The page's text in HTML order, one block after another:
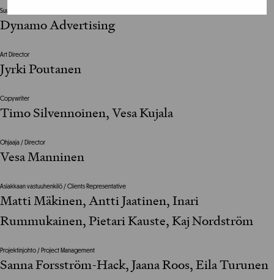
Suunnittelutoimisto / Design Agency
Dynamo Advertising
Art Director
Jyrki Poutanen
Copywriter
Timo Silvennoinen, Vesa Kujala
Ohjaaja / Director
Vesa Manninen
Asiakkaan vastuuhenkilö / Clients Representative
Matti Mäkinen, Antti Jaatinen, Inari
Rummukainen, Pietari Kauste, Kaj Nordström
Projektinjohto / Project Management
Sanna Forsström-Hack, Jaana Roos, Eila Turunen